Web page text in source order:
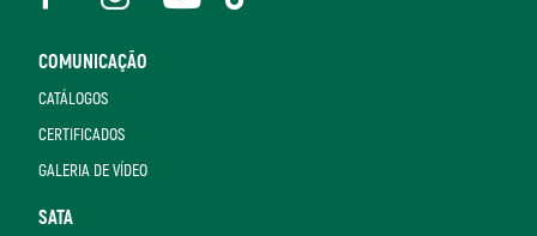
COMUNICAÇÃO
CATÁLOGOS
CERTIFICADOS
GALERIA DE VÍDEO
SATA